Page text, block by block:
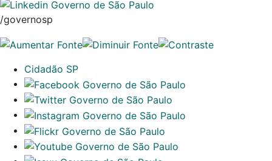
/governosp
Cidadão SP